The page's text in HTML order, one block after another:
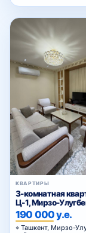
КВАРТИРЫ
3-комнатная
Ц-1, Мирзо-
район — купить
Ташкенте с новым
ремонтом и
190 000 у.е.
Ташкент, Мирзо-